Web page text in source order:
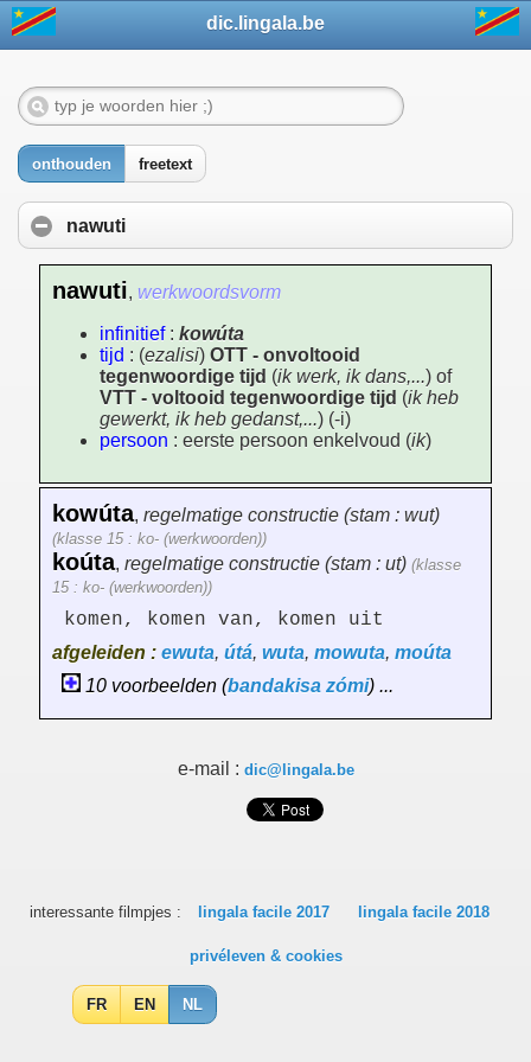
dic.lingala.be
onthouden freetext
nawuti
nawuti, werkwoordsvorm
infinitief: kowúta
tijd : (ezalisi) OTT - onvoltooid
tegenwoordige tijd (ik werk, ik dans,...) of
VTT - voltooid tegenwoordige tijd (ik heb
gewerkt, ik heb gedanst,...) (-i)
persoon : eerste persoon enkelvoud (ik)
kowúta, regelmatige constructie (stam : wut)
(klasse 15 : ko- (werkwoorden))
koúta, regelmatige constructie (stam : ut) (klasse
15 : ko- (werkwoorden))
komen, komen van, komen uit
afgeleiden : ewuta, útá, wuta, mowuta, moúta
10 voorbeelden (bandakisa zómi) ...
e-mail : dic@lingala.be
interessante filmpjes : lingala facile 2017 lingala facile 2018
privéleven & cookies
FR EN NL